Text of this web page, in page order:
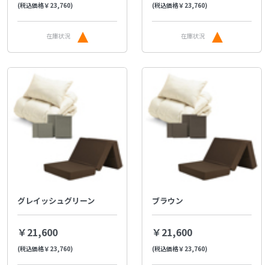
(税込価格￥23,760)
在庫状況
(税込価格￥23,760)
在庫状況
グレイッシュグリーン
￥21,600
(税込価格￥23,760)
ブラウン
￥21,600
(税込価格￥23,760)